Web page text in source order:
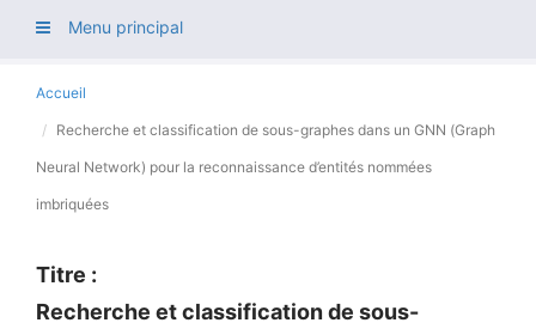
Menu principal
Accueil
Recherche et classification de sous-graphes dans un GNN (Graph
Neural Network) pour la reconnaissance d’entités nommées
imbriquées
Titre :
Recherche et classification de sous-